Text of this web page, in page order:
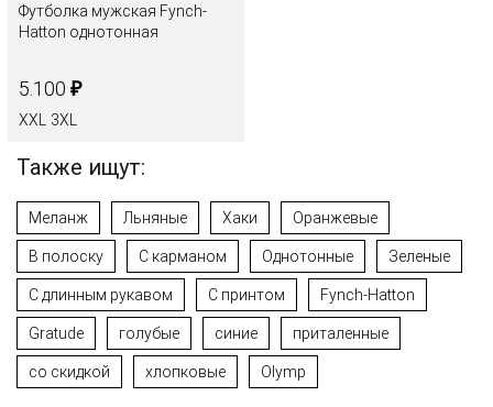
Футболка мужская Fynch-
Hatton однотонная
5.100 ₽
XXL 3XL
Также ищут:
Меланж Льняные Хаки Оранжевые
В полоску С карманом Однотонные Зеленые
С длинным рукавом С принтом Fynch-Hatton
Gratude голубые синие приталенные
со скидкой хлопковые Olymp